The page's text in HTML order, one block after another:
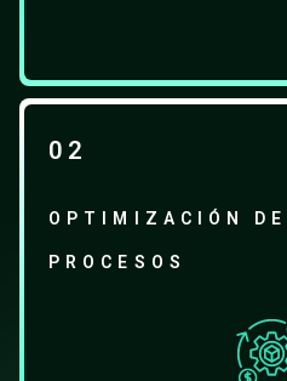
02
OPTIMIZACIÓN DE
PROCESOS